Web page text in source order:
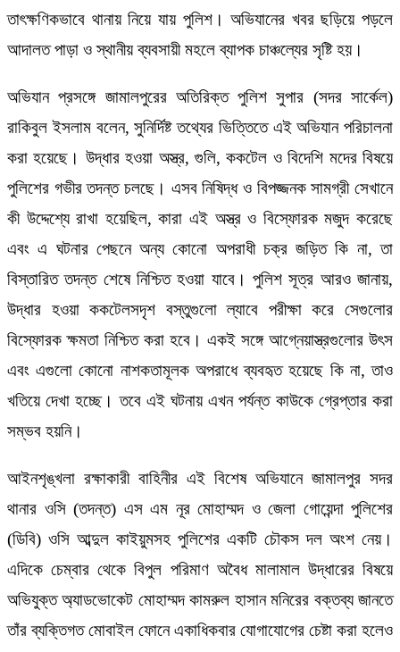
তাৎক্ষণিকভাবে থানায় নিয়ে যায় পুলিশ। অভিযানের খবর ছড়িয়ে পড়লে
আদালত পাড়া ও স্থানীয় ব্যবসায়ী মহলে ব্যাপক চাঞ্চল্যের সৃষ্টি হয়।
অভিযান প্রসঙ্গে জামালপুরের অতিরিক্ত পুলিশ সুপার (সদর সার্কেল)
রাকিবুল ইসলাম বলেন, সুনির্দিষ্ট তথ্যের ভিত্তিতে এই অভিযান পরিচালনা
করা হয়েছে। উদ্ধার হওয়া অস্ত্র, গুলি, ককটেল ও বিদেশি মদের বিষয়ে
পুলিশের গভীর তদন্ত চলছে। এসব নিষিদ্ধ ও বিপজ্জনক সামগ্রী সেখানে
কী উদ্দেশ্যে রাখা হয়েছিল, কারা এই অস্ত্র ও বিস্ফোরক মজুদ করেছে
এবং এ ঘটনার পেছনে অন্য কোনো অপরাধী চক্র জড়িত কি না, তা
বিস্তারিত তদন্ত শেষে নিশ্চিত হওয়া যাবে। পুলিশ সূত্র আরও জানায়,
উদ্ধার হওয়া ককটেলসদৃশ বস্তুগুলো ল্যাবে পরীক্ষা করে সেগুলোর
বিস্ফোরক ক্ষমতা নিশ্চিত করা হবে। একই সঙ্গে আগ্নেয়াস্ত্রগুলোর উৎস
এবং এগুলো কোনো নাশকতামূলক অপরাধে ব্যবহৃত হয়েছে কি না, তাও
খতিয়ে দেখা হচ্ছে। তবে এই ঘটনায় এখন পর্যন্ত কাউকে গ্রেপ্তার করা
সম্ভব হয়নি।
আইনশৃঙ্খলা রক্ষাকারী বাহিনীর এই বিশেষ অভিযানে জামালপুর সদর
থানার ওসি (তদন্ত) এস এম নূর মোহাম্মদ ও জেলা গোয়েন্দা পুলিশের
(ডিবি) ওসি আব্দুল কাইয়ুমসহ পুলিশের একটি চৌকস দল অংশ নেয়।
এদিকে চেম্বার থেকে বিপুল পরিমাণ অবৈধ মালামাল উদ্ধারের বিষয়ে
অভিযুক্ত অ্যাডভোকেট মোহাম্মদ কামরুল হাসান মনিরের বক্তব্য জানতে
তাঁর ব্যক্তিগত মোবাইল ফোনে একাধিকবার যোগাযোগের চেষ্টা করা হলেও